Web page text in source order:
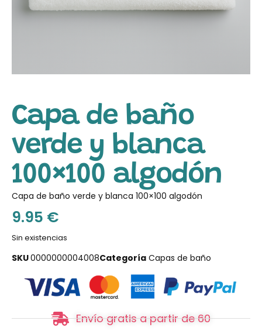
Capa de baño
verde y blanca
100×100 algodón
Capa de baño verde y blanca 100×100 algodón
9.95 €
Sin existencias
SKU0000000004008Categoría Capas de baño
Envío gratis a partir de 60